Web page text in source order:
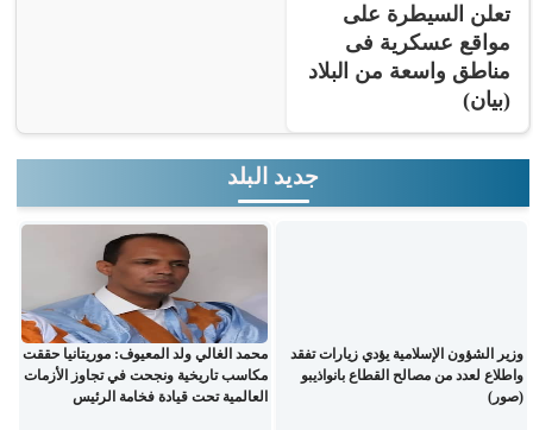
تعلن السيطرة على
مواقع عسكرية فى
مناطق واسعة من البلاد
(بيان)
جديد البلد
وزير الشؤون الإسلامية يؤدي زيارات تفقد
واطلاع لعدد من مصالح القطاع بانواذيبو
(صور)
محمد الغالي ولد المعيوف: موريتانيا حققت
مكاسب تاريخية ونجحت في تجاوز الأزمات
العالمية تحت قيادة فخامة الرئيس